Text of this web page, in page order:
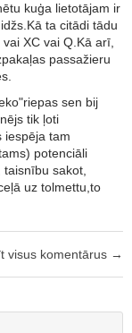
kuģa lietotājam ir
ta citādi tādu
XC vai Q.Kā arī,
passažieru
sen bij
tik ļoti
iespēja tam
potenciāli
sakot,
uz tolmettu,to
visus komentārus →